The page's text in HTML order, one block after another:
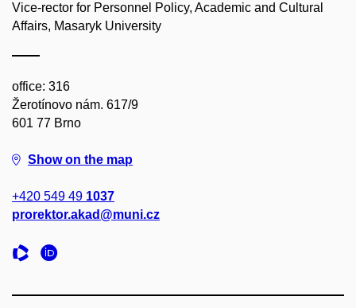
Vice-rector for Personnel Policy, Academic and Cultural
Affairs, Masaryk University
office: 316
Žerotínovo nám. 617/9
601 77 Brno
Show on the map
+420 549 49 1037
prorektor.akad@muni.cz